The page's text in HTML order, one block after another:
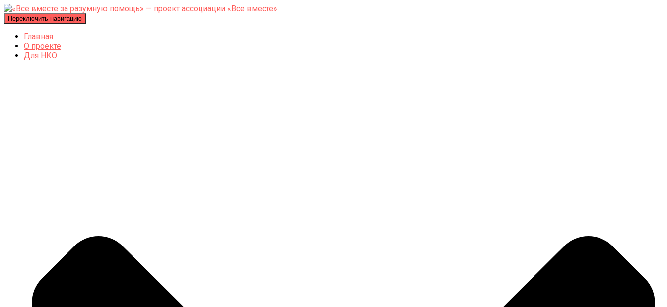
Переключить навигацию
Главная
О проекте
Для НКО